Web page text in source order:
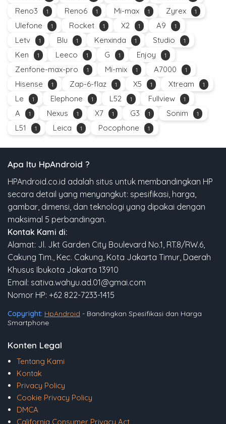
Reno3 1 Reno6 1 Mi-max 1 Zyrex 1
Ulefone 1 Rocket 1 X2 1 A9 1
Letv 1 Blu 1 Kenxinda 1 Studio 1
Ken 1 Leeco 1 G 1 Enjoy 1
Zenfone-max-pro 1 Mi-mix 1 A7000 1
Hisense 1 Zap-6-flaz 1 X5 1 Xtream 1
Le 1 Elephone 1 L52 1 Fullview 1
A 1 Nexus 1 X7 1 G3 1 Sonim 1
L51 1 Leica 1 Pocophone 1
Apa Itu HpAndroid ?
HPAndroid.co.id adalah situs untuk membandingkan HP
secara detail yang menyangkut: spesifikasi, harga,
gambar, dimensi, dan teknologi yang dipakai dengan
maksimal 5 perbandingan.
Kontak Kami di:
Alamat: Jl. Jkt Garden City Boulevard No.1, RT.8/RW.6,
Cakung Tim., Kec. Cakung, Kota Jakarta Timur, Daerah
Khusus Ibukota Jakarta 13910
Email: sativa.wahyu.ad.01@gmai.com
Nomor HP: +62 822-7233-1415
Copyright: HpAndroid - Bandingkan Spesifikasi dan Harga
Smartphone
Konten Legal
Tentang Kami
Kontak
Privacy Policy
Cookie Privacy Policy
DMCA
California Consumer Privacy Act